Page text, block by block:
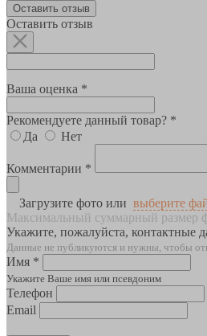
Оставить отзыв
Оставить отзыв
Ваша оценка *
Рекомендуете данный товар? *
Да
Нет
Комментарии *
Загрузите фото или выберите
Максимальный суммарный размер
Укажите, пожалуйста, контактные
Данные не публикуются и нужны, чтобы
Имя *
Укажите Ваше имя или псевдоним
Телефон
Email